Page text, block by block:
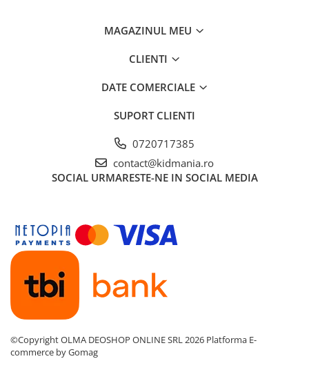
MAGAZINUL MEU
CLIENTI
DATE COMERCIALE
SUPORT CLIENTI
0720717385
contact@kidmania.ro
SOCIAL URMARESTE-NE IN SOCIAL MEDIA
©Copyright OLMA DEOSHOP ONLINE SRL 2026 Platforma E-
commerce by Gomag